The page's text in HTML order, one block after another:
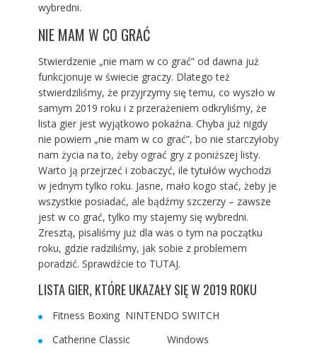
wybredni.
NIE MAM W CO GRAĆ
Stwierdzenie „nie mam w co grać” od dawna już
funkcjonuje w świecie graczy. Dlatego też
stwierdziliśmy, że przyjrzymy się temu, co wyszło w
samym 2019 roku i z przerażeniem odkryliśmy, że
lista gier jest wyjątkowo pokaźna. Chyba już nigdy
nie powiem „nie mam w co grać”, bo nie starczyłoby
nam życia na to, żeby ograć gry z poniższej listy.
Warto ją przejrzeć i zobaczyć, ile tytułów wychodzi
w jednym tylko roku. Jasne, mało kogo stać, żeby je
wszystkie posiadać, ale bądźmy szczerzy – zawsze
jest w co grać, tylko my stajemy się wybredni.
Zresztą, pisaliśmy już dla was o tym na początku
roku, gdzie radziliśmy, jak sobie z problemem
poradzić. Sprawdźcie to TUTAJ.
LISTA GIER, KTÓRE UKAZAŁY SIĘ W 2019 ROKU
Fitness Boxing NINTENDO SWITCH
Catherine Classic Windows